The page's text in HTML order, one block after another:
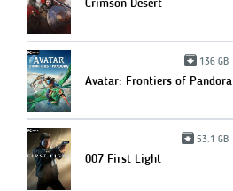
Crimson Desert
136 GB
Avatar: Frontiers of Pandora
53.1 GB
007 First Light